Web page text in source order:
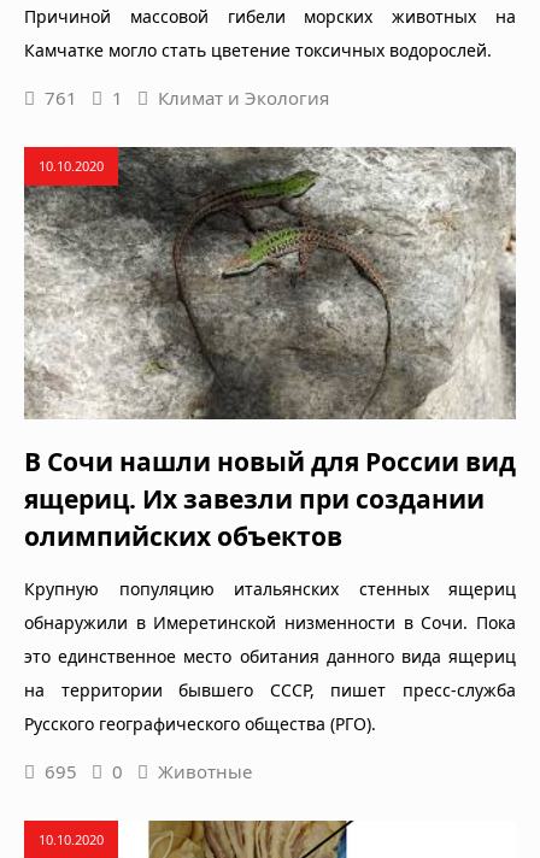
Причиной массовой гибели морских животных на
Камчатке могло стать цветение токсичных водорослей.
761 1 Климат и Экология
10.10.2020
В Сочи нашли новый для России вид
ящериц. Их завезли при создании
олимпийских объектов
Крупную популяцию итальянских стенных ящериц
обнаружили в Имеретинской низменности в Сочи. Пока
это единственное место обитания данного вида ящериц
на территории бывшего СССР, пишет пресс-служба
Русского географического общества (РГО).
695 0 Животные
10.10.2020